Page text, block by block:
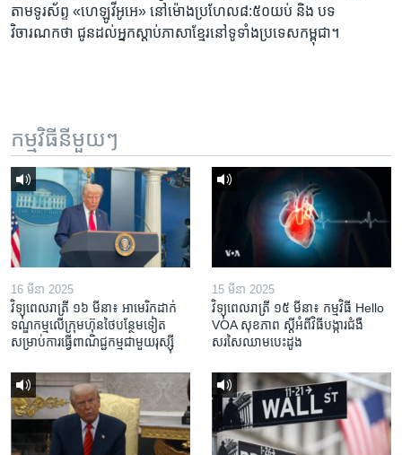
តាម​ទូរ​ស័ព្ទ «ហេឡូវីអូអេ» នៅ​ម៉ោង​​ប្រហែល​៨:៥០​យប់ ​និង បទ​
វិចារណកថា​ ជូន​ដល់​អ្នក​ស្តាប់​ភាសា​ខ្មែរ​នៅ​ទូទាំង​ប្រទេស​កម្ពុជា។
កម្មវិធី​នីមួយៗ
16 មីនា 2025
វិទ្យុពេលរាត្រី ១៦ មីនា៖ អាមេរិក​ដាក់​
ទណ្ឌកម្ម​លើ​ក្រុមហ៊ុន​ថៃ​បន្ថែម​ទៀត​
សម្រាប់​ការ​ធ្វើ​ពាណិជ្ជកម្ម​ជាមួយ​រុស្ស៊ី
15 មីនា 2025
វិទ្យុពេលរាត្រី ១៥ មីនា៖ កម្មវិធី ​Hello
VOA សុខភាព ស្ដី​អំពី​វិធី​បង្ការ​ជំងឺ​
សរសៃ​ឈាម​បេះដូង